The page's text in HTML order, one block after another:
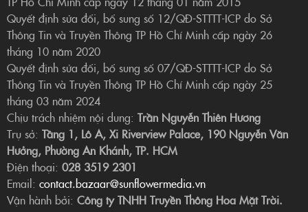
Quyết định sửa đổi, bổ sung số 12/QĐ-STTTT-ICP do Sở
Thông Tin và Truyền Thông TP Hồ Chí Minh cấp ngày 26
tháng 10 năm 2020
Quyết định sửa đổi, bổ sung số 07/QĐ-STTTT-ICP do Sở
Thông Tin và Truyền Thông TP Hồ Chí Minh cấp ngày 25
tháng 03 năm 2024
Chịu trách nhiệm nội dung: Trần Nguyễn Thiên Hương
Trụ sở: Tầng 1, Lô A, Xi Riverview Palace, 190 Nguyễn Văn
Hưởng, Phường An Khánh, TP. HCM
Điện thoại: 028 3519 2301
Email: contact.bazaar@sunflowermedia.vn
Vận hành bởi: Công ty TNHH Truyền Thông Hoa Mặt Trời.